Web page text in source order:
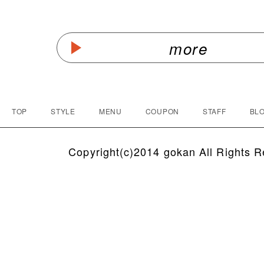
more
TOP STYLE MENU COUPON STAFF
Copyright(c)2014 gokan All Rights